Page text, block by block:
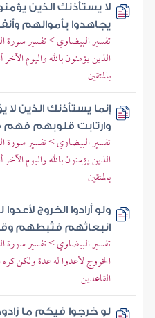
لا يستأذنك الذين
يجاهدوا بأموالهم
تفسير البيضاوي > تفسير سورة
الذين يؤمنون بالله واليوم
بالمتقين
إنما يستأذنك الذين لا
وارتابت قلوبهم فهم
تفسير البيضاوي > تفسير سورة
الذين يؤمنون بالله واليوم
بالمتقين
ولو أرادوا الخروج
انبعاثهم فثبطهم
تفسير البيضاوي > تفسير سورة
الخروج لأعدوا له عدة ولكن كره
القاعدين
لو خرجوا فيكم ما